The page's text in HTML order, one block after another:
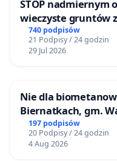
STOP nadmiernym
wieczyste gruntów
ogrody działkowe.
740 podpisów
21 Podpisy / 24 godzin
29 Jul 2026
Nie dla
Biernatkach, gm.
197 podpisów
20 Podpisy / 24 godzin
4 Aug 2026